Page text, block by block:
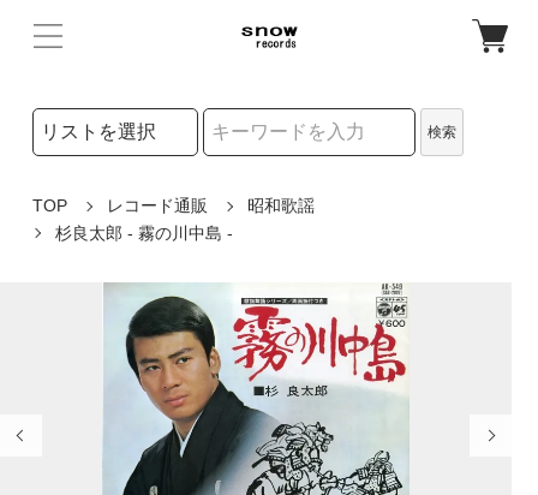
検索リストの選択
検索
TOP レコード通販
昭和歌謡
杉良太郎 - 霧の川中島 -